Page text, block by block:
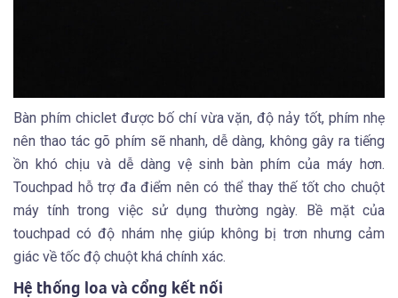
Bàn phím chiclet được bố chí vừa vặn, độ nảy tốt, phím nhẹ
nên thao tác gõ phím sẽ nhanh, dễ dàng, không gây ra tiếng
ồn khó chịu và dễ dàng vệ sinh bàn phím của máy hơn.
Touchpad hỗ trợ đa điểm nên có thể thay thế tốt cho chuột
máy tính trong việc sử dụng thường ngày. Bề mặt của
touchpad có độ nhám nhẹ giúp không bị trơn nhưng cảm
giác về tốc độ chuột khá chính xác.
Hệ thống loa và cổng kết nối